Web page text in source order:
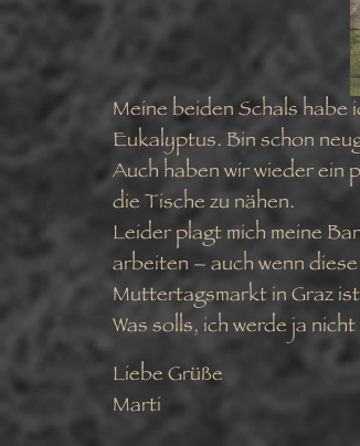
Meine beiden Schals habe
Eukalyptus. Bin schon
Auch haben wir wieder ein
die Tische zu nähen.
Leider plagt mich meine
arbeiten – auch wenn
Muttertagsmarkt in Graz
Was solls, ich werde ja
Liebe Grüße
Marti